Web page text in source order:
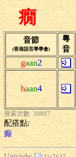
癇
音節
(香港語言學學會)
粵
音
gaan2
haan4
搜索次數: 39897
配搭點:
癲